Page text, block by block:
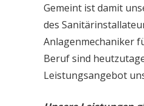
Gemeint ist damit
des
Anlagenmechaniker
Beruf sind
Leistungsangebot